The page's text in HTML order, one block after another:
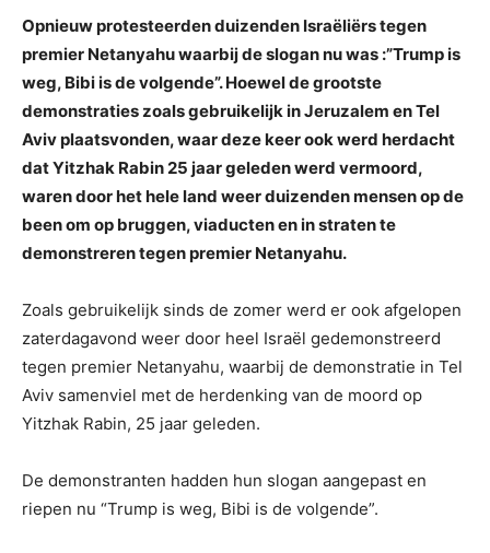
Opnieuw protesteerden duizenden Israëliërs tegen
premier Netanyahu waarbij de slogan nu was :”Trump is
weg, Bibi is de volgende”. Hoewel de grootste
demonstraties zoals gebruikelijk in Jeruzalem en Tel
Aviv plaatsvonden, waar deze keer ook werd herdacht
dat Yitzhak Rabin 25 jaar geleden werd vermoord,
waren door het hele land weer duizenden mensen op de
been om op bruggen, viaducten en in straten te
demonstreren tegen premier Netanyahu.
Zoals gebruikelijk sinds de zomer werd er ook afgelopen
zaterdagavond weer door heel Israël gedemonstreerd
tegen premier Netanyahu, waarbij de demonstratie in Tel
Aviv samenviel met de herdenking van de moord op
Yitzhak Rabin, 25 jaar geleden.
De demonstranten hadden hun slogan aangepast en
riepen nu “Trump is weg, Bibi is de volgende”.